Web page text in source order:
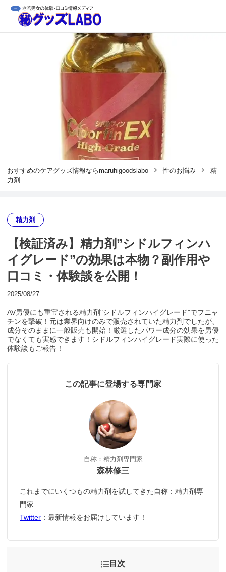
おすすめのケアグッズ情報ならmaruhigoodslabo 性のお悩み
精
力剤
精力剤
【検証済み】精力剤”シドルフィンハ
イグレード”の効果は本物？副作用や
口コミ・体験談を公開！
2025/08/27
AV男優にも重宝される精力剤"シドルフィンハイグレード"でフニャ
チンを撃破！元は業界向けのみで販売されていた精力剤でしたが、
成分そのままに一般販売も開始！厳選したパワー成分の効果を男優
でなくても実感できます！シドルフィンハイグレード実際に使った
体験談もご報告！
この記事に登場する専門家
自称：精力剤専門家
森林修三
これまでにいくつもの精力剤を試してきた自称：精力剤専
門家
Twitter ：最新情報をお届けしています！
目次